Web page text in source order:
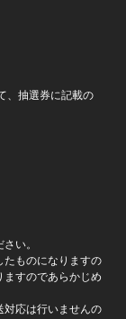
、抽選券に記載の
い。
たものになりますの
すのであらかじめ
対応は行いませんの